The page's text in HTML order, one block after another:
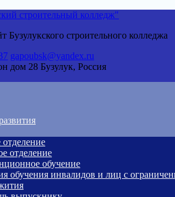
строительный колледж"
строительного колледжа
gapoubsk@yandex.ru
дом 28 Бузулук, Россия
отделение
обучение
обучения инвалидов и лиц с